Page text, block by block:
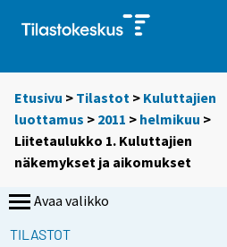
Etusivu > Tilastot > Kuluttajien
luottamus > 2011 > helmikuu >
Liitetaulukko 1. Kuluttajien
näkemykset ja aikomukset
Avaa valikko
TILASTOT